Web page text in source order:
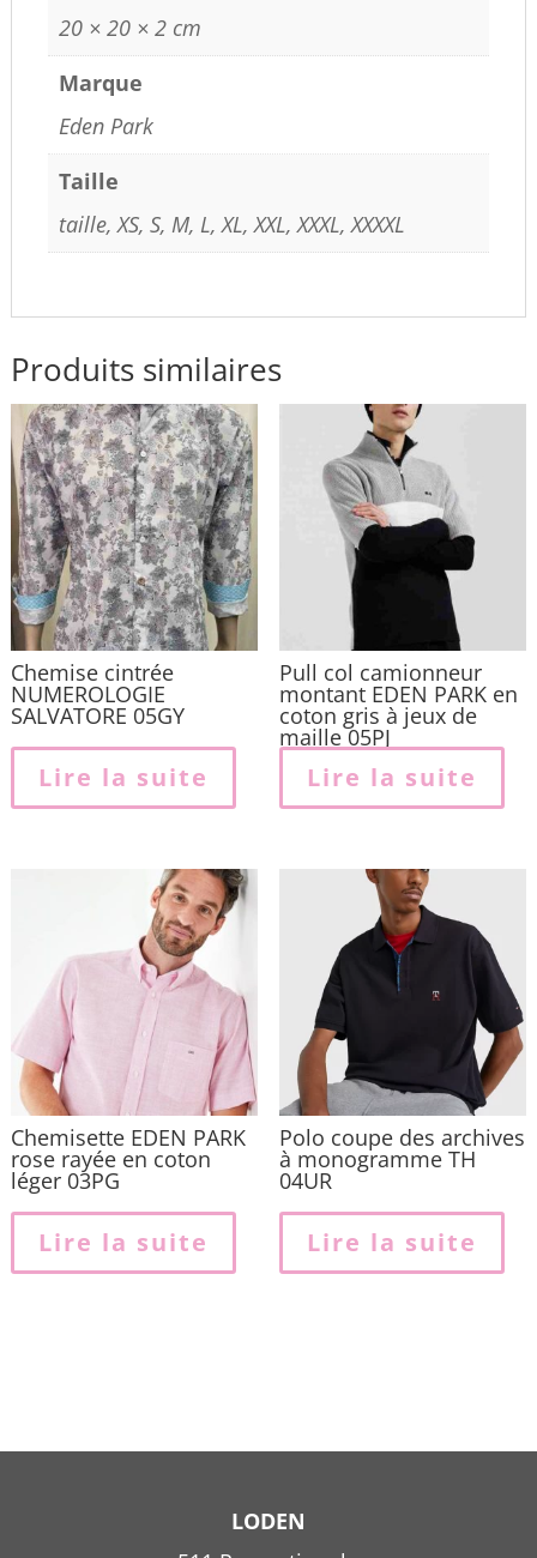
20 × 20 × 2 cm
Marque
Eden Park
Taille
taille, XS, S, M, L, XL, XXL, XXXL, XXXXL
Produits similaires
Chemise cintrée
NUMEROLOGIE
SALVATORE 05GY
Lire la suite
Pull col camionneur
montant EDEN PARK en
coton gris à jeux de
maille 05PJ
Lire la suite
Chemisette EDEN PARK
rose rayée en coton
léger 03PG
Lire la suite
Polo coupe des archives
à monogramme TH
04UR
Lire la suite
LODEN